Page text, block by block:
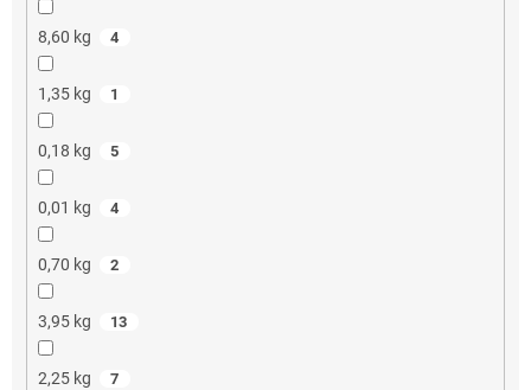
8,60 kg 4
1,35 kg 1
0,18 kg 5
0,01 kg 4
0,70 kg 2
3,95 kg 13
2,25 kg 7